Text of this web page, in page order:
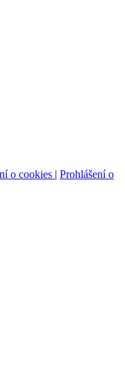
o cookies
Prohlášení o